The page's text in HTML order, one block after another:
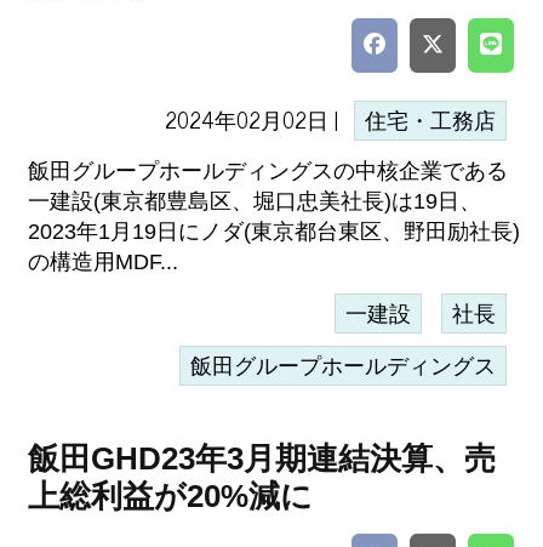
2024年02月02日 | 住宅・工務店
飯田グループホールディングスの中核企業である
一建設(東京都豊島区、堀口忠美社長)は19日、
2023年1月19日にノダ(東京都台東区、野田励社長)
の構造用MDF...
一建設 社長
飯田グループホールディングス
飯田GHD23年3月期連結決算、売
上総利益が20%減に